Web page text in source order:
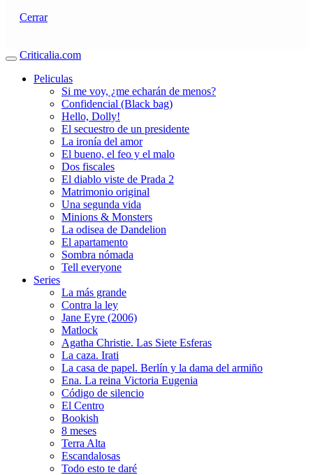
Cerrar
Criticalia.com
Peliculas
Si me voy, ¿me echarán de menos?
Confidencial (Black bag)
Hello, Dolly!
El secuestro de un presidente
La ironía del amor
El bueno, el feo y el malo
Dos fiscales
El diablo viste de Prada 2
Matrimonio original
Una segunda vida
Minions & Monsters
La odisea de Dandelion
El apartamento
Sombra nómada
Tell everyone
Series
La más grande
Contra la ley
Jane Eyre (2006)
Matlock
Agatha Christie. Las Siete Esferas
La caza. Irati
La casa de papel. Berlín y la dama del armiño
Ena. La reina Victoria Eugenia
Código de silencio
El Centro
Bookish
8 meses
Terra Alta
Escandalosas
Todo esto te daré